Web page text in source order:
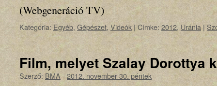
(Webgeneráció TV)
Kategória: Egyéb, Gépészet, Videók| Címke: 2012, Uránia |
Film, melyet Szalay Dorottya
Szerző: BMA-2012. november 30. péntek